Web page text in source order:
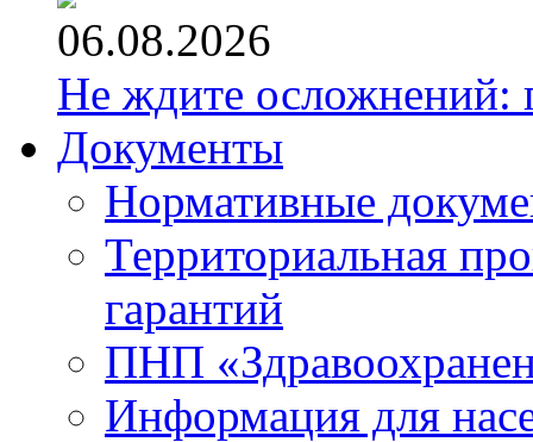
06.08.2026
Не ждите осложнений:
Документы
Нормативные
Территориальная
гарантий
ПНП
Информация для